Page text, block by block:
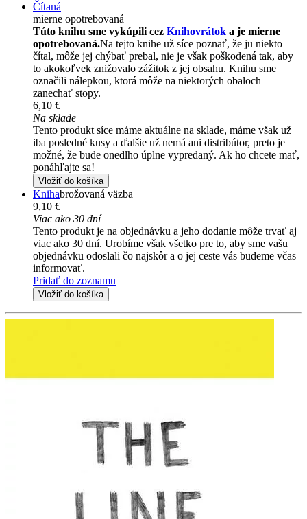
Čítaná
mierne opotrebovaná
Túto knihu sme vykúpili cez Knihovrátok a je mierne
opotrebovaná.Na tejto knihe už síce poznať, že ju niekto
čítal, môže jej chýbať prebal, nie je však poškodená tak, aby
to akokoľvek znižovalo zážitok z jej obsahu. Knihu sme
označili nálepkou, ktorá môže na niektorých obaloch
zanechať stopy.
6,10 €
Na sklade
Tento produkt síce máme aktuálne na sklade, máme však už
iba posledné kusy a ďalšie už nemá ani distribútor, preto je
možné, že bude onedlho úplne vypredaný. Ak ho chcete mať,
ponáhľajte sa!
Vložiť do košíka
Knihabrožovaná väzba
9,10 €
Viac ako 30 dní
Tento produkt je na objednávku a jeho dodanie môže trvať aj
viac ako 30 dní. Urobíme však všetko pre to, aby sme vašu
objednávku odoslali čo najskôr a o jej ceste vás budeme včas
informovať.
Pridať do zoznamu
Vložiť do košíka